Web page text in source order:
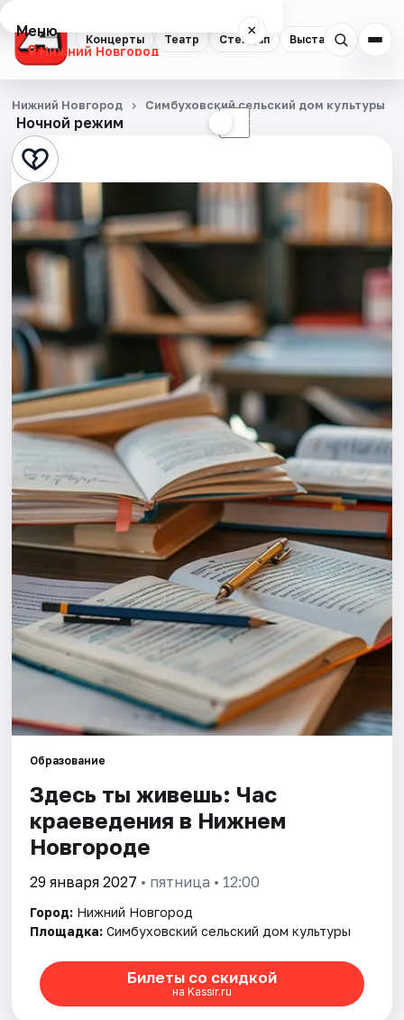
Концерты Театр Стендап Выставки
Меню ×
Нижний Новгород
Концерты
Театр
Стендап
Выставки
Квесты
Экскурсии
Спорт
События
Города
Площадки
Артисты
Рейтинги
Ночной режим ☾
Нижний Новгород Симбуховский сельский дом культуры
Образование
Здесь ты живешь: Час
краеведения в Нижнем
Новгороде
29 января 2027 • пятница • 12:00
Город: Нижний Новгород
Площадка: Симбуховский сельский дом культуры
Билеты со скидкой
на Kassir.ru